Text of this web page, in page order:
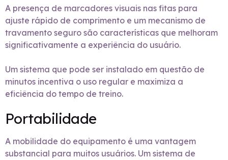
A presença de marcadores visuais nas fitas para
ajuste rápido de comprimento e um mecanismo de
travamento seguro são características que melhoram
significativamente a experiência do usuário.
Um sistema que pode ser instalado em questão de
minutos incentiva o uso regular e maximiza a
eficiência do tempo de treino.
Portabilidade
A mobilidade do equipamento é uma vantagem
substancial para muitos usuários. Um sistema de